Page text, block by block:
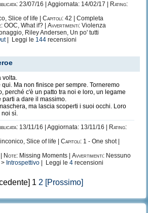
23/07/16 | Aggiornata: 14/02/17 |
Rating:
Slice of life | Capitoli: 42 | Completa
OOC, What if? | Avvertimenti: Violenza
Riley Andersen, Un po' tutti
| Leggi le 144 recensioni
volta.
Ma non finisce per sempre. Torneremo
perché c'è un patto tra noi e loro, un legame
a dare il massimo.
ma lascia scoperti i suoi occhi. Loro
noi sì.
13/11/16 | Aggiornata: 13/11/16 |
Rating:
Slice of life | Capitoli: 1 - One shot |
Note: Missing Moments | Avvertimenti: Nessuno
> Introspettivo | Leggi le 4 recensioni
1 2 [Prossimo]